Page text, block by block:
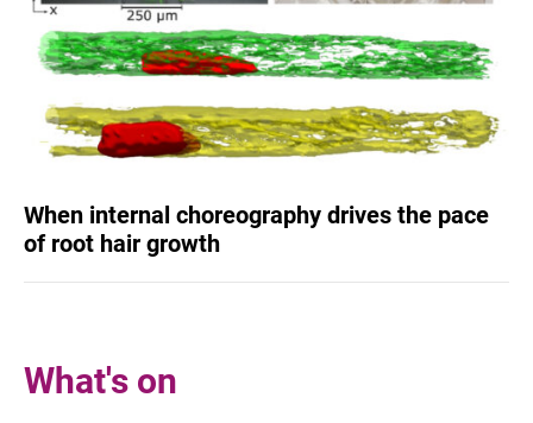
When internal choreography drives the pace
of root hair growth
What's on